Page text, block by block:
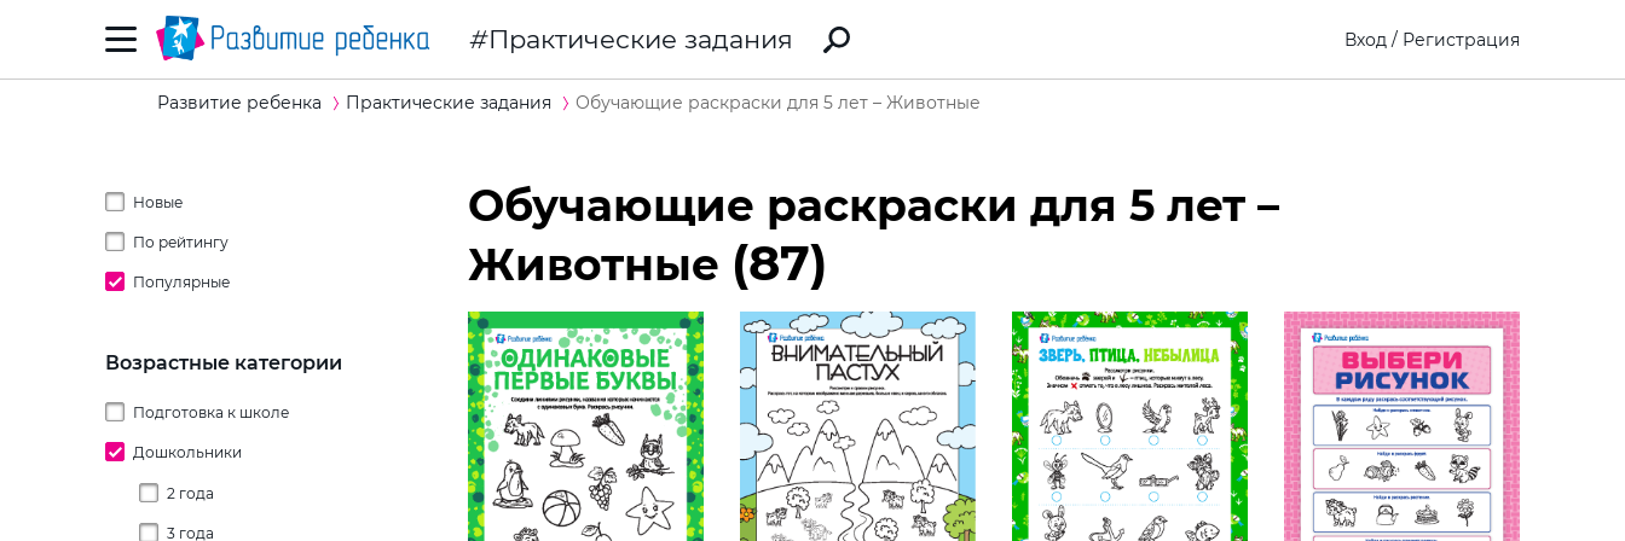
Практические задания Вход / Регистрация
Развитие ребенка Практические задания Обучающие раскраски для 5 лет – Животные
Новые
По рейтингу
Популярные
Возрастные категории
Подготовка к школе
Дошкольники
2 года
3 года
Обучающие раскраски для 5 лет –
Животные (87)